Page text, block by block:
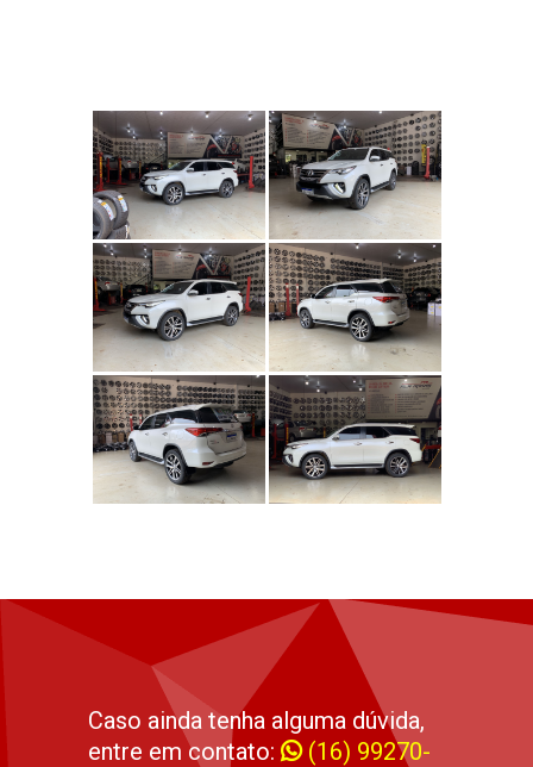
Caso ainda tenha alguma dúvida,
entre em contato:
(16) 99270-